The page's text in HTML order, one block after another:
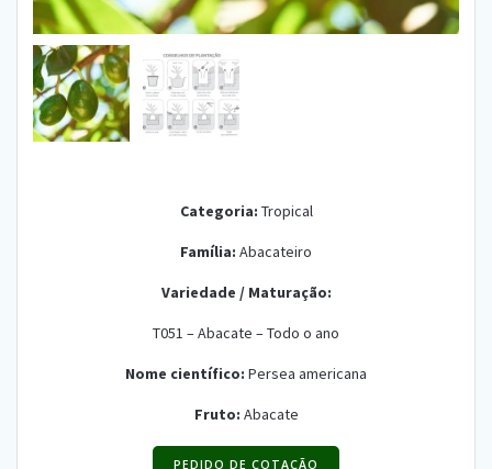
Categoria: Tropical
Família: Abacateiro
Variedade / Maturação:
T051 – Abacate – Todo o ano
Nome científico: Persea americana
Fruto: Abacate
PEDIDO DE COTAÇÃO